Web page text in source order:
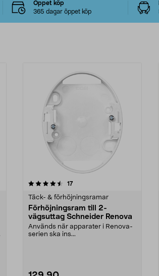
Öppet köp
365 dagar öppet köp
17recensioner
Täck- & förhöjningsramar
Förhöjningsram till 2-
vägsuttag Schneider Renova
Används när apparater i Renova-
serien ska ins...
5.0 av 5 stjärnor